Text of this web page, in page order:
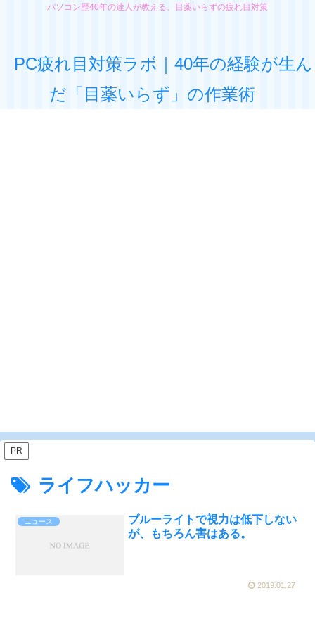
パソコン歴40年の達人が教える、目薬いらずの疲れ目対策
PC疲れ目対策ラボ｜40年の経験が生ん
だ「目薬いらず」の作業術
PR
ライフハッカー
ニュース
ブルーライトで視力は低下しない
が、もちろん害はある。
2019.01.27